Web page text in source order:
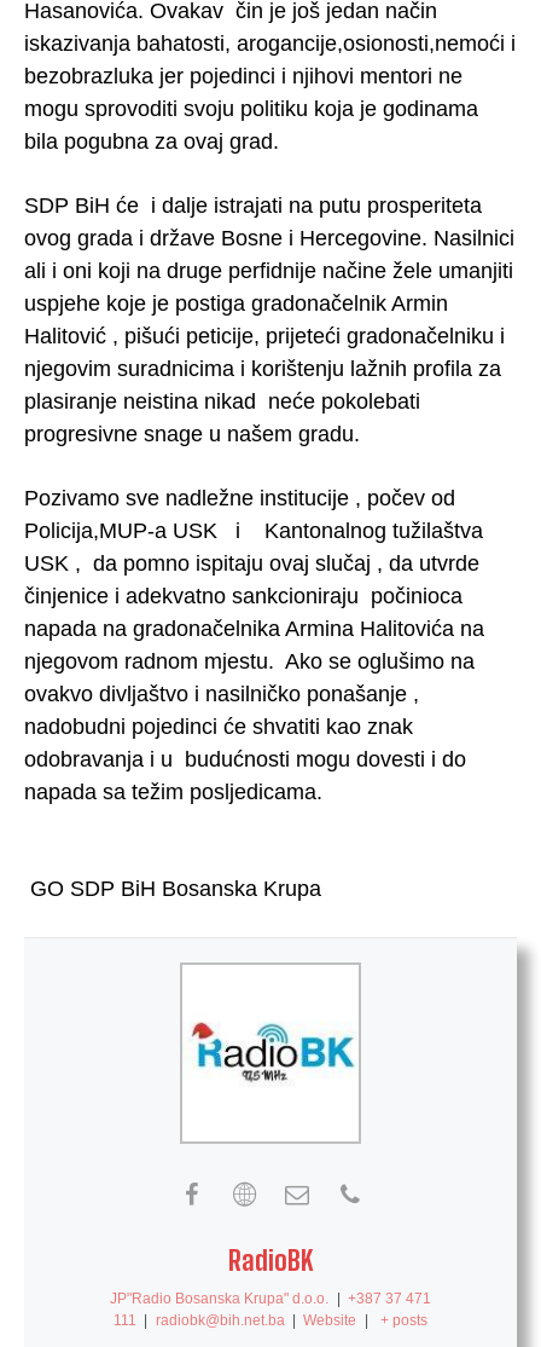
Hasanovića. Ovakav čin je još jedan način
iskazivanja bahatosti, arogancije,osionosti,nemoći i
bezobrazluka jer pojedinci i njihovi mentori ne
mogu sprovoditi svoju politiku koja je godinama
bila pogubna za ovaj grad.
SDP BiH će i dalje istrajati na putu prosperiteta
ovog grada i države Bosne i Hercegovine. Nasilnici
ali i oni koji na druge perfidnije načine žele umanjiti
uspjehe koje je postiga gradonačelnik Armin
Halitović , pišući peticije, prijeteći gradonačelniku i
njegovim suradnicima i korištenju lažnih profila za
plasiranje neistina nikad neće pokolebati
progresivne snage u našem gradu.
Pozivamo sve nadležne institucije , počev od
Policija,MUP-a USK i Kantonalnog tužilaštva
USK , da pomno ispitaju ovaj slučaj , da utvrde
činjenice i adekvatno sankcioniraju počinioca
napada na gradonačelnika Armina Halitovića na
njegovom radnom mjestu. Ako se oglušimo na
ovakvo divljaštvo i nasilničko ponašanje ,
nadobudni pojedinci će shvatiti kao znak
odobravanja i u budućnosti mogu dovesti i do
napada sa težim posljedicama.
GO SDP BiH Bosanska Krupa
RadioBK
JP"Radio Bosanska Krupa" d.o.o. | +387 37 471
111
| radiobk@bih.net.ba | Website | + posts